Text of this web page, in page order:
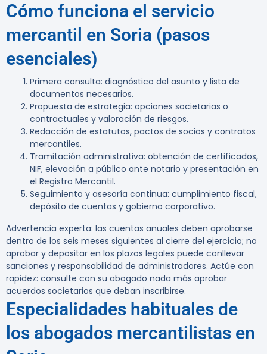
Cómo funciona el servicio
mercantil en Soria (pasos
esenciales)
Primera consulta: diagnóstico del asunto y lista de
documentos necesarios.
Propuesta de estrategia: opciones societarias o
contractuales y valoración de riesgos.
Redacción de estatutos, pactos de socios y contratos
mercantiles.
Tramitación administrativa: obtención de certificados,
NIF, elevación a público ante notario y presentación en
el Registro Mercantil.
Seguimiento y asesoría continua: cumplimiento fiscal,
depósito de cuentas y gobierno corporativo.
Advertencia experta: las cuentas anuales deben aprobarse
dentro de los seis meses siguientes al cierre del ejercicio; no
aprobar y depositar en los plazos legales puede conllevar
sanciones y responsabilidad de administradores. Actúe con
rapidez: consulte con su abogado nada más aprobar
acuerdos societarios que deban inscribirse.
Especialidades habituales de
los abogados mercantilistas en